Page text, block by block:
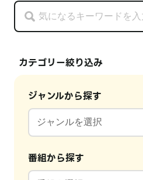
カテゴリー絞り込み
ジャンルから探す
番組から探す